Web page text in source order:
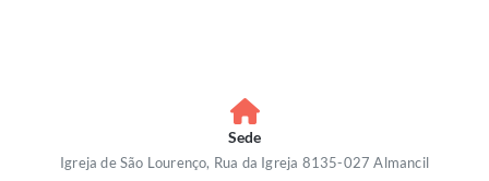
Sede
Igreja de São Lourenço, Rua da Igreja 8135-027 Almancil